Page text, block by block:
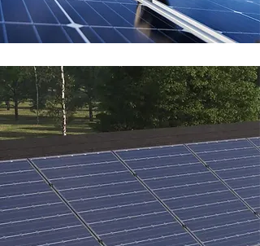
VARFÖR 24SOLKRAFT
Expert på
solenergi